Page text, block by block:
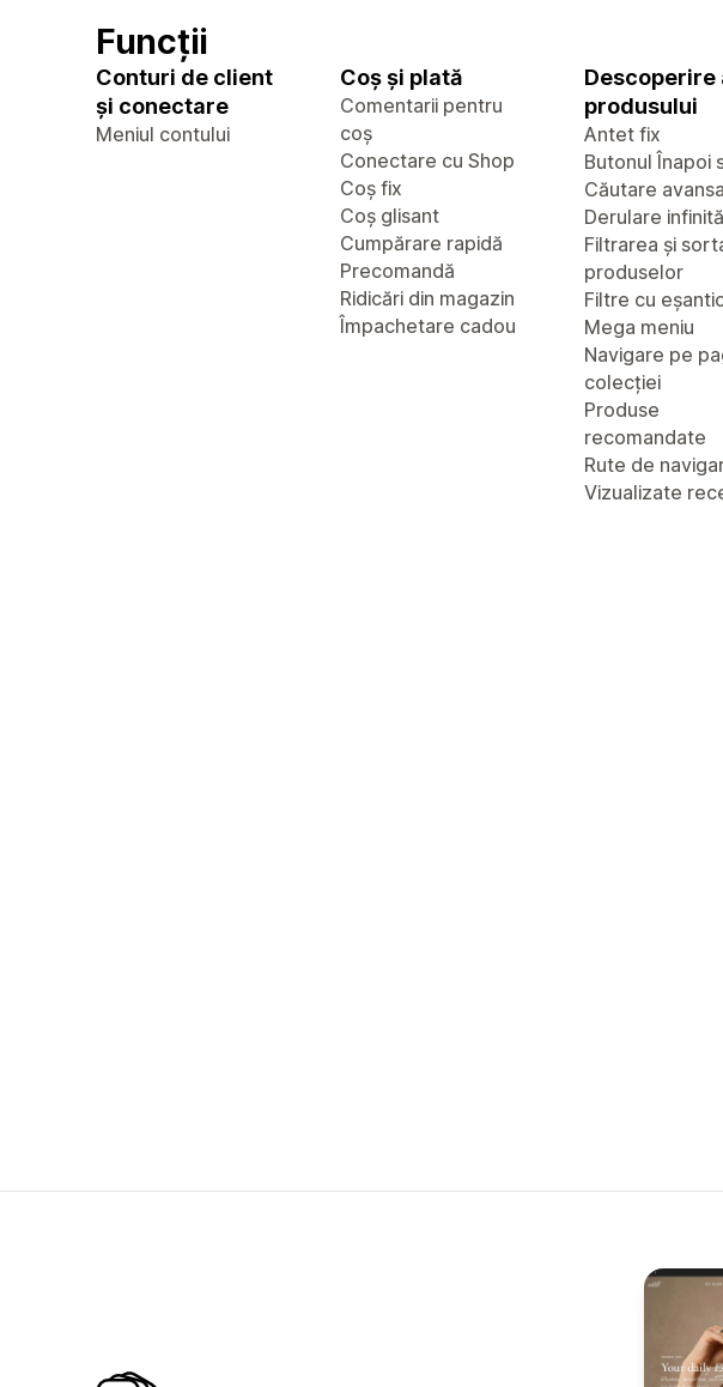
Funcții
Conturi de client
și conectare
Meniul contului
Coș și plată
Comentarii pentru
coș
Conectare cu Shop
Coș fix
Coș glisant
Cumpărare rapidă
Precomandă
Ridicări din magazin
Împachetare cadou
Descoperire
produsului
Antet fix
Butonul Înapoi
Căutare
Derulare infinită
Filtrarea și
produselor
Filtre cu
Mega meniu
Navigare pe
colecției
Produse
recomandate
Rute de
Vizualizate